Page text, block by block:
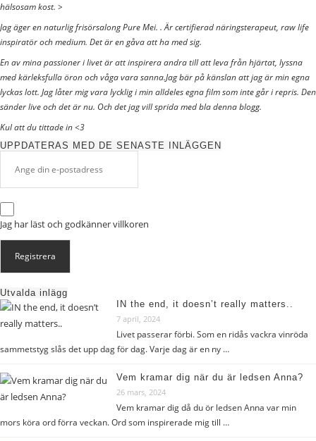
hälsosam kost. >
Jag äger en naturlig frisörsalong Pure Mei. . Är certifierad näringsterapeut, raw life
inspiratör och medium. Det är en gåva att ha med sig.
En av mina passioner i livet är att inspirera andra till att leva från hjärtat, lyssna
med kärleksfulla öron och våga vara sanna.Jag bär på känslan att jag är min egna
lyckas lott. Jag låter mig vara lycklig i min alldeles egna film som inte går i repris. Den
sänder live och det är nu. Och det jag vill sprida med bla denna blogg.
Kul att du tittade in <3
UPPDATERAS MED DE SENASTE INLÄGGEN
Jag har läst och godkännervillkoren
Utvalda inlägg
IN the end, it doesn’t really matters..
7 april, 2024
Livet passerar förbi. Som en ridås vackra vinröda
sammetstyg slås det upp dag för dag. Varje dag är en ny …
Vem kramar dig när du är ledsen Anna?
26 mars, 2024
Vem kramar dig då du ör ledsen Anna var min
mors köra ord förra veckan. Ord som inspirerade mig till …